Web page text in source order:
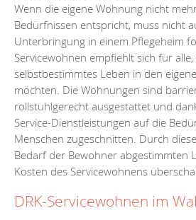
Wenn die eigene Wohnung nicht
Bedürfnissen entspricht, muss nicht
Unterbringung in einem Pflegeheim
Servicewohnen empfiehlt sich für alle,
selbstbestimmtes Leben in den
möchten. Die Wohnungen sind
rollstuhlgerecht ausgestattet und
Service-Dienstleistungen auf die
Menschen zugeschnitten. Durch
Bedarf der Bewohner abgestimmten
Kosten des Servicewohnens
DRK-Servicewohnen im